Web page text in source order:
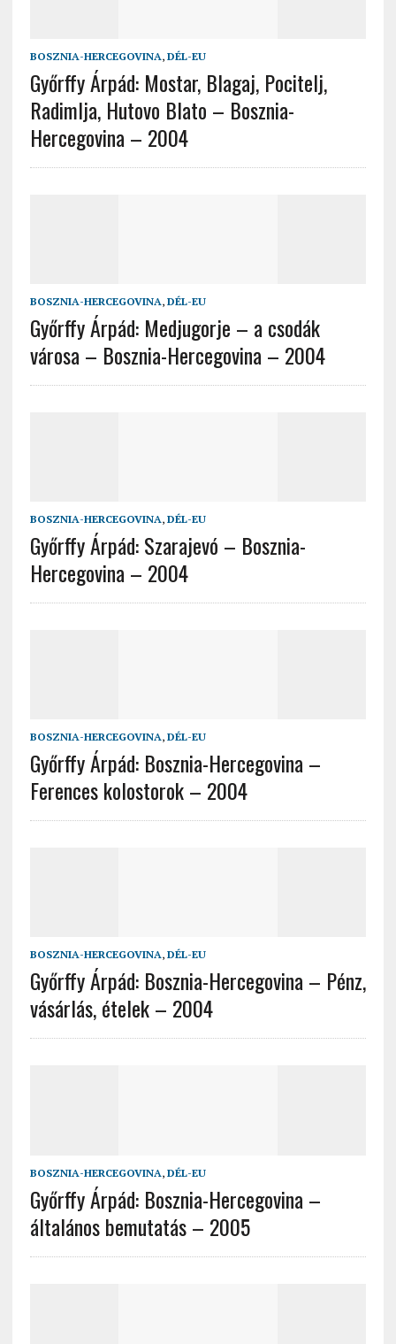
BOSZNIA-HERCEGOVINA, DÉL-EU
Győrffy Árpád: Mostar, Blagaj, Pocitelj,
Radimlja, Hutovo Blato – Bosznia-
Hercegovina – 2004
BOSZNIA-HERCEGOVINA, DÉL-EU
Győrffy Árpád: Medjugorje – a csodák
városa – Bosznia-Hercegovina – 2004
BOSZNIA-HERCEGOVINA, DÉL-EU
Győrffy Árpád: Szarajevó – Bosznia-
Hercegovina – 2004
BOSZNIA-HERCEGOVINA, DÉL-EU
Győrffy Árpád: Bosznia-Hercegovina –
Ferences kolostorok – 2004
BOSZNIA-HERCEGOVINA, DÉL-EU
Győrffy Árpád: Bosznia-Hercegovina – Pénz,
vásárlás, ételek – 2004
BOSZNIA-HERCEGOVINA, DÉL-EU
Győrffy Árpád: Bosznia-Hercegovina –
általános bemutatás – 2005